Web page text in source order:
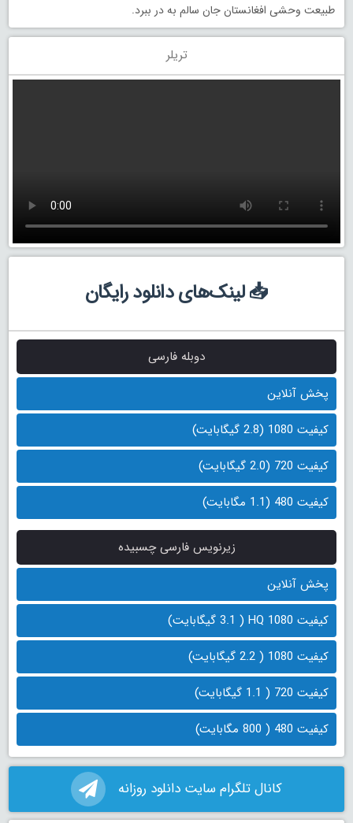
طبیعت وحشی افغانستان جان سالم به در ببرد.
تریلر
📥 لینک‌های دانلود رایگان
دوبله فارسی
پخش آنلاین
کیفیت 1080 (2.8 گیگابایت)
کیفیت 720 (2.0 گیگابایت)
کیفیت 480 (1.1 مگابایت)
زیرنویس فارسی چسبیده
پخش آنلاین
کیفیت 1080 HQ ( 3.1 گیگابایت)
کیفیت 1080 ( 2.2 گیگابایت)
کیفیت 720 ( 1.1 گیگابایت)
کیفیت 480 ( 800 مگابایت)
کانال تلگرام سایت دانلود روزانه